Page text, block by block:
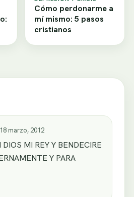
Cómo perdonarme a
mí mismo: 5 pasos
cristianos
18 marzo, 2012
MI REY Y BENDECIRE
Y PARA